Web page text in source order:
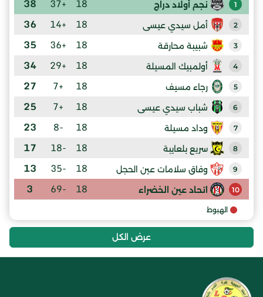
1 نجم أولاد دراج 18
+37
38
2 أمل سيدي عيسى 18
+14
36
3 شبيبة محارقة 18
+36
35
4 أولمبيك المسيلة 18
+29
34
5 رجاء مسيف 18
+7
27
6 شباب سيدي عيسى 18
+7
25
7 وداد مسيلة 18
-8
23
8 سريع بلعايبة 18
-18
17
9 وفاق سلامات عين الحجل 18
-35
13
10 اتحاد عين الخضراء 18
-69
3
الهبوط
عرض الكل